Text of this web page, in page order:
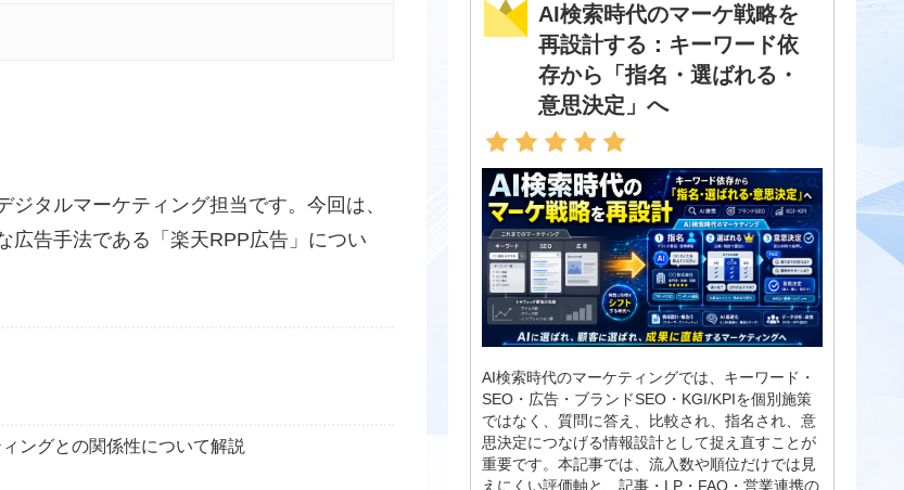
タルマーケティング担当です。今回は、
広告手法である「楽天RPP広告」につい
ングとの関係性について解説
AI検索時代のマーケ戦略を
再設計する：キーワード依
存から「指名・選ばれる・
意思決定」へ
AI検索時代のマーケティングでは、キーワード・
SEO・広告・ブランドSEO・KGI/KPIを個別施策
ではなく、質問に答え、比較され、指名され、意
思決定につなげる情報設計として捉え直すことが
重要です。本記事では、流入数や順位だけでは見
えにくい評価軸と、記事・LP・FAQ・営業連携の